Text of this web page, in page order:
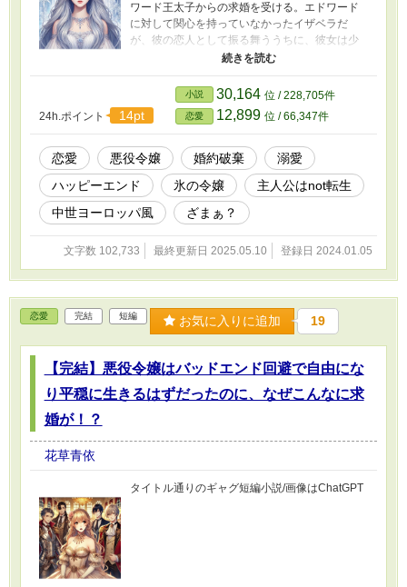
ワード王太子からの求婚を受ける。エドワード
に対して関心を持っていなかったイザベラだ
が、彼の恋人として振る舞ううちに、彼女は少
しずつ変わっていく。 ■《夢見る乙女のメモリ
アルシリーズ》2作目 ■拙作『捨てられた悪
役令嬢は大公殿下との新たな恋に夢を見る』と
同じ世界の話ですが、続編ではないです。王道
の恋愛物（のつもり） ■第17回恋愛小説大賞に
エントリーしています ■画像は生成
AI（ChatGPT）
24h.ポイント 14pt
小説 30,164 位 / 228,705件
恋愛 12,899 位 / 66,347件
恋愛 悪役令嬢 婚約破棄
溺愛
ハッピーエンド
氷の令嬢
主人公はnot転生
中世ヨーロッパ風
ざまぁ？
文字数 102,733 最終更新日 2025.05.10 登録日 2024.01.05
恋愛 完結 短編 お気に入りに追加 19
【完結】悪役令嬢はバッドエンド回避で自由にな
り平穏に生きるはずだったのに、なぜこんなに求
婚が！？
花草青依
タイトル通りのギャグ短編小説/画像はChatGPT